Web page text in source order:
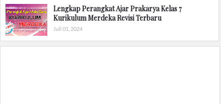
Lengkap Perangkat Ajar Prakarya Kelas 7
Kurikulum Merdeka Revisi Terbaru
Juli 01, 2024